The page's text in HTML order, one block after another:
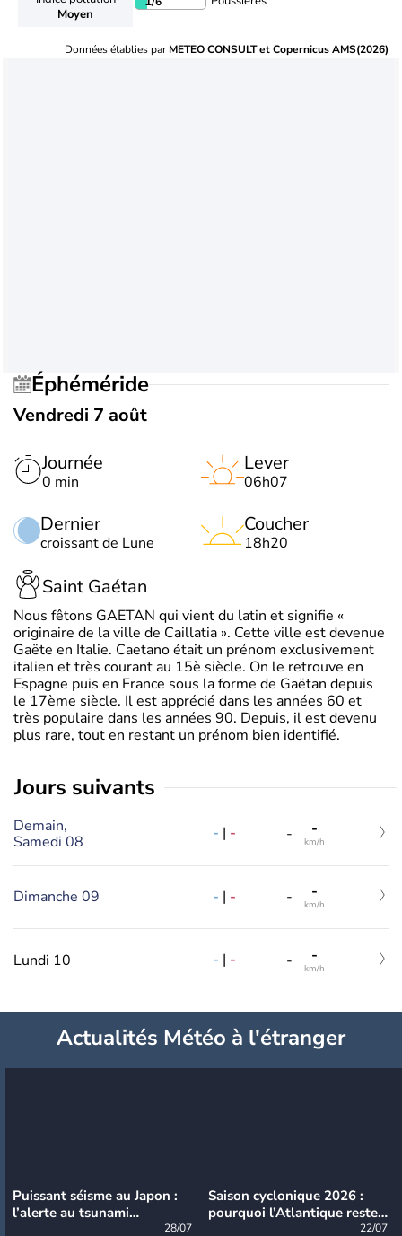
Moyen
Données établies parMETEO CONSULT et Copernicus AMS(2026)
Éphéméride
Vendredi 7 août
Journée
0 min
Dernier
croissant de Lune
Lever
06h07
Coucher
18h20
Saint Gaétan
Nous fêtons GAETAN qui vient du latin et signifie «
originaire de la ville de Caillatia ». Cette ville est devenue
Gaëte en Italie. Caetano était un prénom exclusivement
italien et très courant au 15è siècle. On le retrouve en
Espagne puis en France sous la forme de Gaëtan depuis
le 17ème siècle. Il est apprécié dans les années 60 et
très populaire dans les années 90. Depuis, il est devenu
plus rare, tout en restant un prénom bien identifié.
jours suivants
Demain,
Samedi 08
- | - - -
km/h
Dimanche 09 - | - - -
km/h
Lundi 10 - | - - -
km/h
Actualités Météo à l'étranger
Puissant séisme au Japon :
l’alerte au tsunami
28/07
Saison cyclonique 2026 :
pourquoi l’Atlantique reste
22/07